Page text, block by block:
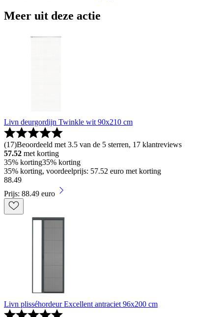
Meer uit deze actie
Livn deurgordijn Twinkle wit 90x210 cm
(17)Beoordeeld met 3.5 van de 5 sterren, 17 klantreviews
57.52 met korting
35% korting35% korting
35% korting, voordeelprijs: 57.52 euro met korting
88.49
Prijs: 88.49 euro
Livn plisséhordeur Excellent antraciet 96x200 cm